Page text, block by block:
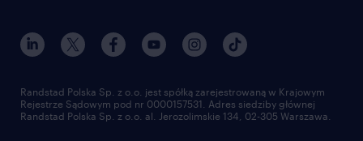
Randstad Polska Sp. z o.o. jest spółką zarejestrowaną w Krajowym
Rejestrze Sądowym pod nr 0000157531. Adres siedziby głównej
Randstad Polska Sp. z o.o. al. Jerozolimskie 134, 02-305 Warszawa.